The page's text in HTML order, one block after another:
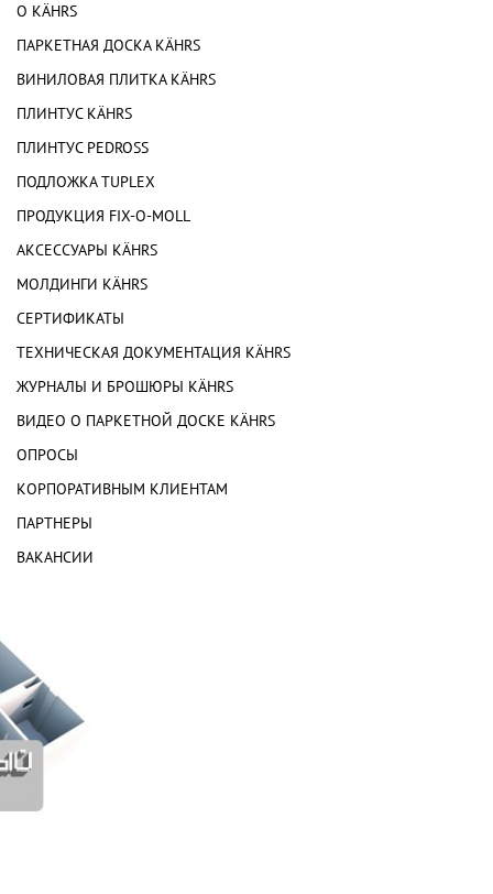
О KÄHRS
ПАРКЕТНАЯ ДОСКА KÄHRS
ВИНИЛОВАЯ ПЛИТКА KÄHRS
ПЛИНТУС KÄHRS
ПЛИНТУС PEDROSS
ПОДЛОЖКА TUPLEX
ПРОДУКЦИЯ FIX-O-MOLL
АКСЕССУАРЫ KÄHRS
МОЛДИНГИ KÄHRS
СЕРТИФИКАТЫ
ТЕХНИЧЕСКАЯ ДОКУМЕНТАЦИЯ KÄHRS
ЖУРНАЛЫ И БРОШЮРЫ KÄHRS
ВИДЕО О ПАРКЕТНОЙ ДОСКЕ KÄHRS
ОПРОСЫ
КОРПОРАТИВНЫМ КЛИЕНТАМ
ПАРТНЕРЫ
ВАКАНСИИ